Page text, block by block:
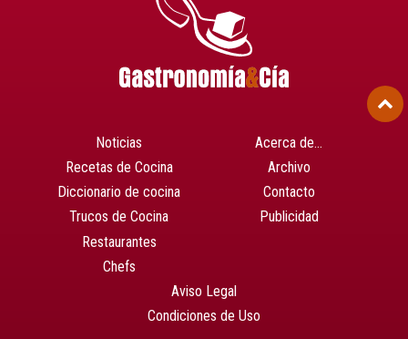
Noticias
Recetas de Cocina
Diccionario de cocina
Trucos de Cocina
Restaurantes
Chefs
Acerca de…
Archivo
Contacto
Publicidad
Aviso Legal
Condiciones de Uso